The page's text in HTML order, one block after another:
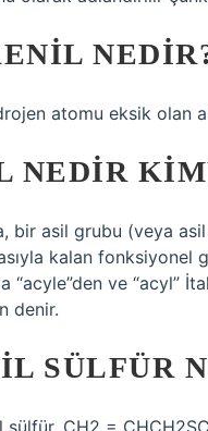
atomu eksik olan
NEDIR
bir asil grubu (veya
kalan fonksiyonel
“acyle”den ve “acyl”
denir.
SÜLFÜR
sülfür, CH2 =